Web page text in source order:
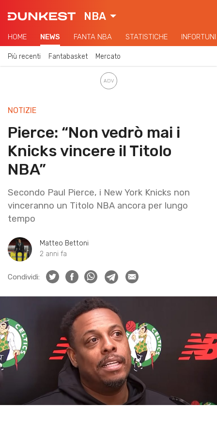
NBA
HOME NEWS FANTA NBA STATISTICHE INFORTUNI
Più recenti Fantabasket Mercato
NOTIZIE
Pierce: “Non vedrò mai i
Knicks vincere il Titolo
NBA”
Secondo Paul Pierce, i New York Knicks non
vinceranno un Titolo NBA ancora per lungo
tempo
Matteo Bettoni
2 anni fa
Condividi: